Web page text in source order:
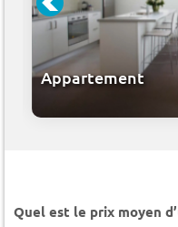
Appartement
Quel est le prix moyen